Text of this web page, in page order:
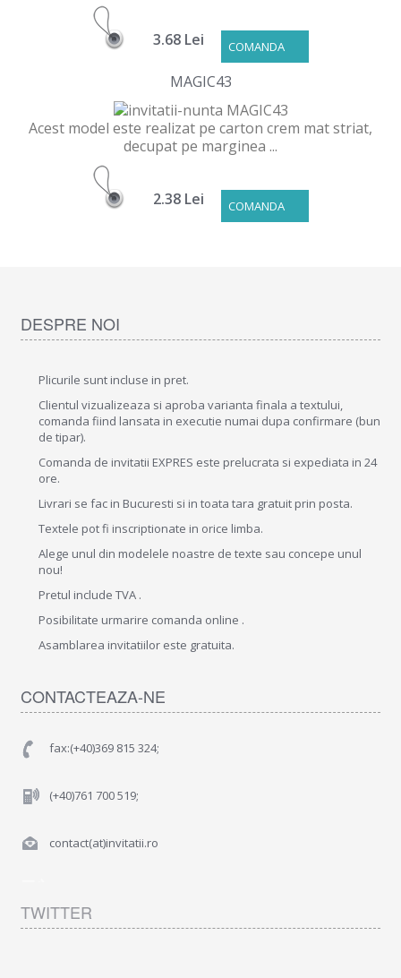
COMANDA
3.68 Lei
MAGIC43
Acest model este realizat pe carton crem mat striat,
decupat pe marginea ...
COMANDA
2.38 Lei
DESPRE NOI
Plicurile sunt incluse in pret.
Clientul vizualizeaza si aproba varianta finala a textului,
comanda fiind lansata in executie numai dupa confirmare (bun
de tipar).
Comanda de invitatii EXPRES este prelucrata si expediata in 24
ore.
Livrari se fac in Bucuresti si in toata tara gratuit prin posta.
Textele pot fi inscriptionate in orice limba.
Alege unul din modelele noastre de texte sau concepe unul
nou!
Pretul include TVA .
Posibilitate urmarire comanda online .
Asamblarea invitatiilor este gratuita.
CONTACTEAZA-NE
fax:(+40)369 815 324;
(+40)761 700 519;
contact(at)invitatii.ro
TWITTER